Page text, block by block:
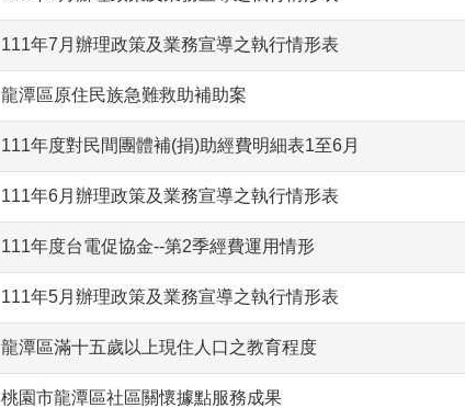
111年7月辦理政策及業務宣導之執行情形表
龍潭區原住民族急難救助補助案
111年度對民間團體補(捐)助經費明細表1至6月
111年6月辦理政策及業務宣導之執行情形表
111年度台電促協金--第2季經費運用情形
111年5月辦理政策及業務宣導之執行情形表
龍潭區滿十五歲以上現住人口之教育程度
桃園市龍潭區社區關懷據點服務成果